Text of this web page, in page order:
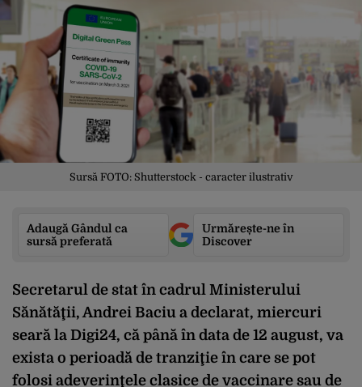
Sursă FOTO: Shutterstock - caracter ilustrativ
Adaugă Gândul ca
sursă preferată
Urmărește-ne în
Discover
Secretarul de stat în cadrul Ministerului
Sănătăţii, Andrei Baciu a declarat, miercuri
seară la Digi24, că până în data de 12 august, va
exista o perioadă de tranziţie în care se pot
folosi adeverinţele clasice de vaccinare sau de